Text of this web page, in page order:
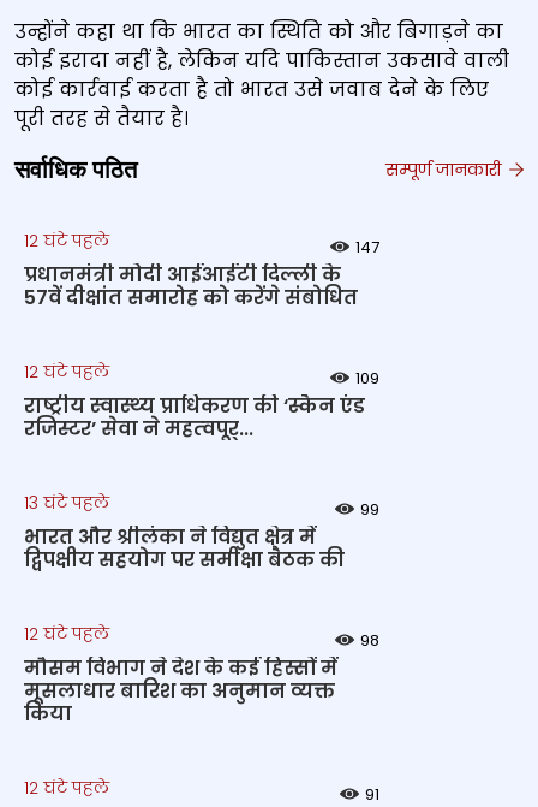
उन्होंने कहा था कि भारत का स्थिति को और बिगाड़ने का
कोई इरादा नहीं है, लेकिन यदि पाकिस्तान उकसावे वाली
कोई कार्रवाई करता है तो भारत उसे जवाब देने के लिए
पूरी तरह से तैयार है।
सर्वाधिक पठित सम्पूर्ण जानकारी
12 घंटे पहले 147
प्रधानमंत्री मोदी आईआईटी दिल्ली के
57वें दीक्षांत समारोह को करेंगे संबोधित
12 घंटे पहले 109
राष्‍ट्रीय स्‍वास्‍थ्‍य प्राधिकरण की ‘स्कैन एंड
रजिस्टर’ सेवा ने महत्‍वपूर्...
13 घंटे पहले 99
भारत और श्रीलंका ने विद्युत क्षेत्र में
द्विपक्षीय सहयोग पर समीक्षा बैठक की
12 घंटे पहले 98
मौसम विभाग ने देश के कई हिस्सों में
मूसलाधार बारिश का अनुमान व्यक्त
किया
12 घंटे पहले 91